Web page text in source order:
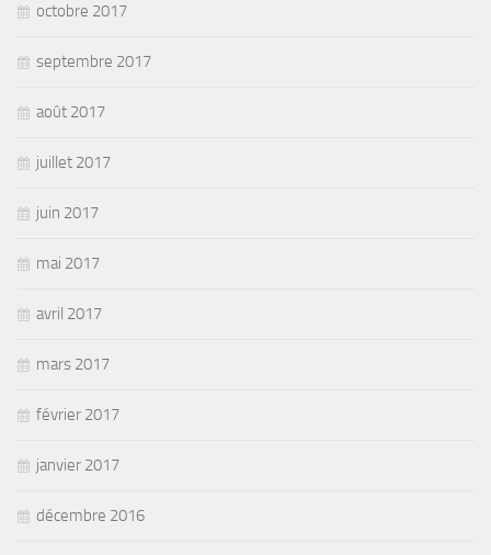
octobre 2017
septembre 2017
août 2017
juillet 2017
juin 2017
mai 2017
avril 2017
mars 2017
février 2017
janvier 2017
décembre 2016